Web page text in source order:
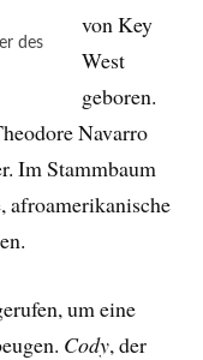
gerufen, um eine
Cody, der
spricht, zeigt
Wurzeln.
Key West auf, im
der
früh das
fördert dessen